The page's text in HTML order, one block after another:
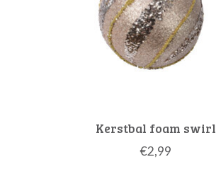
Kerstbal foam swirl
€2,99